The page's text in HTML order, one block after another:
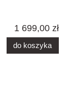
1 699,00 zł
do koszyka